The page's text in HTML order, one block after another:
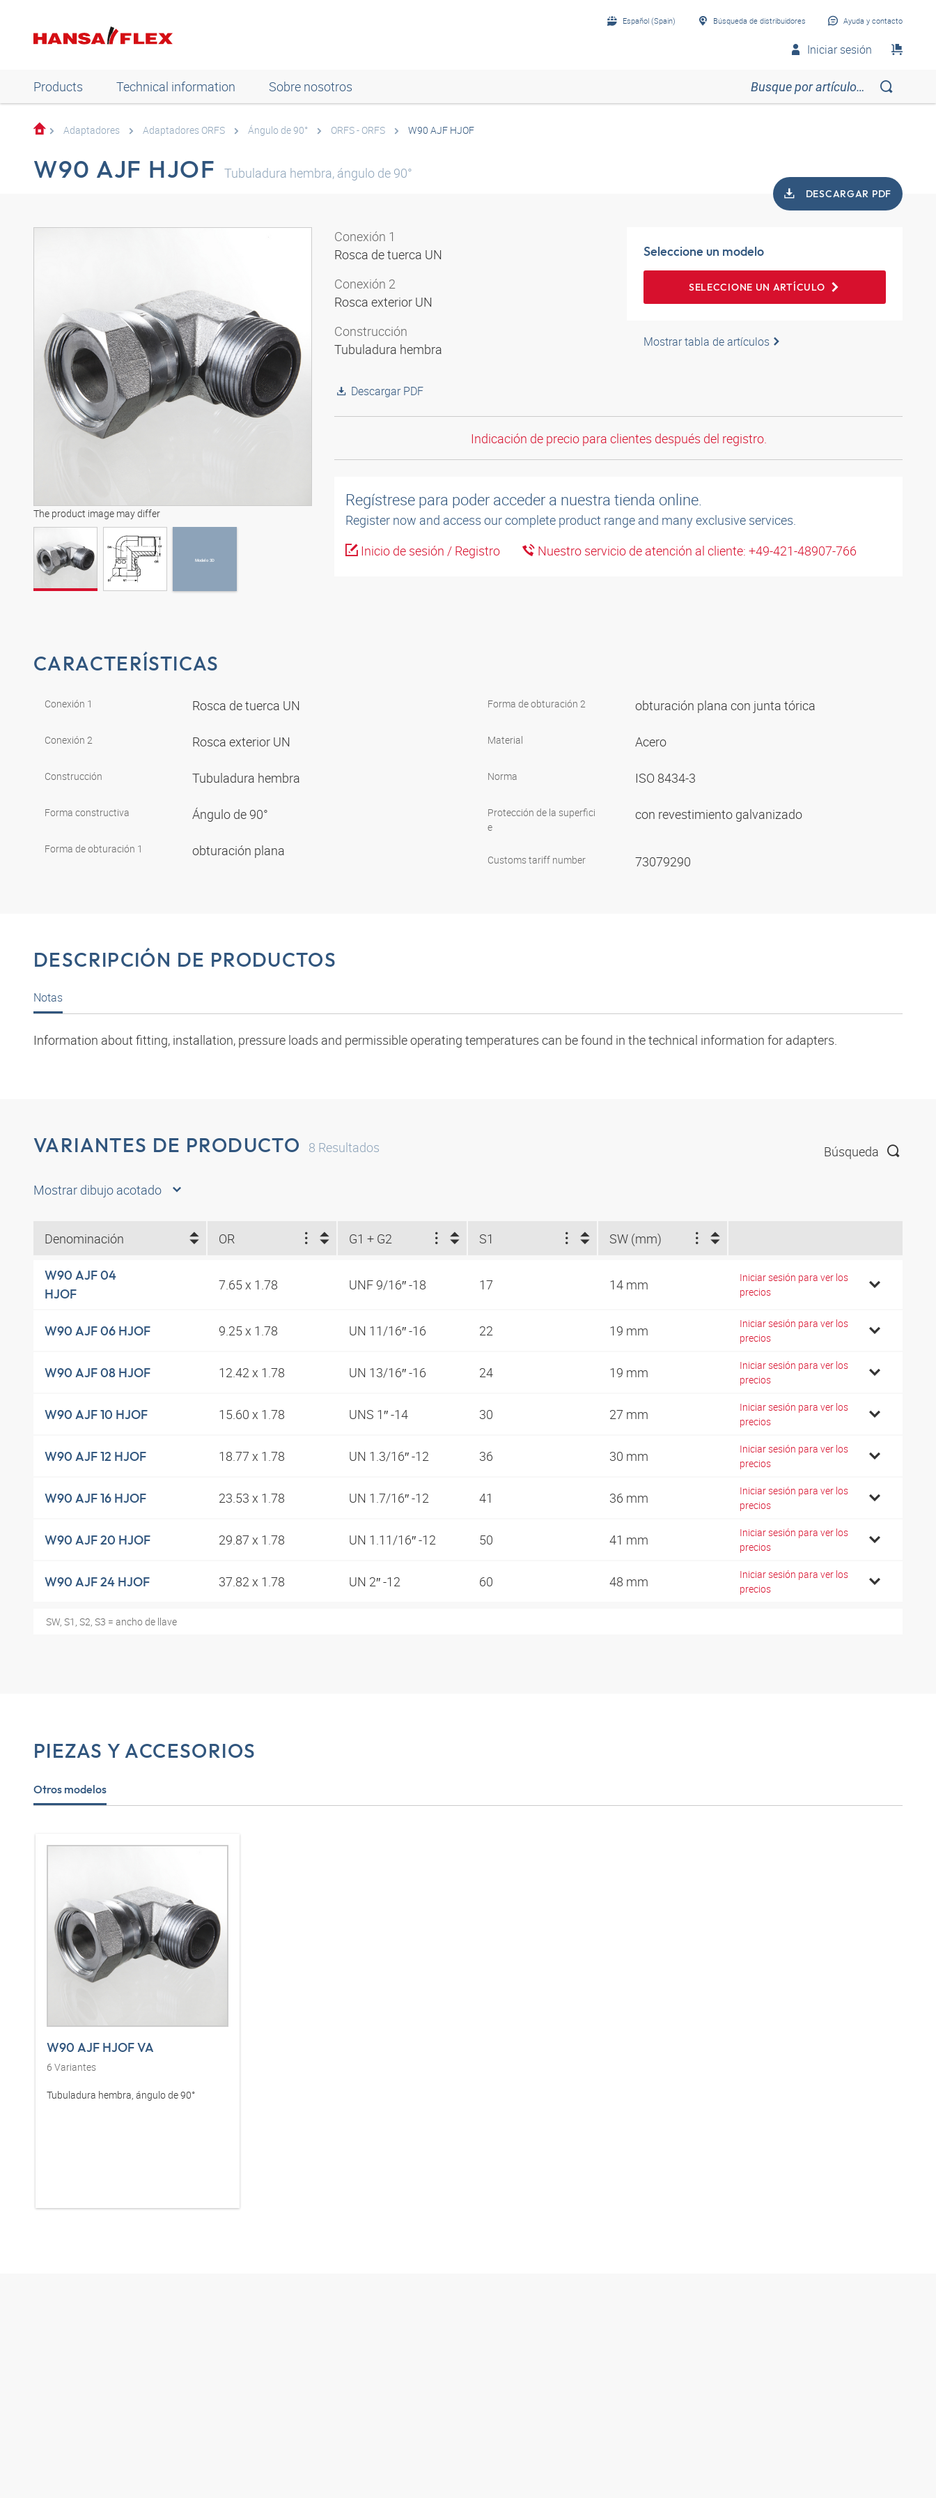
Español (Spain) Búsqueda de distribuidores Ayuda y contacto
Iniciar sesión
Products Technical information Sobre nosotros
Adaptadores Adaptadores ORFS Ángulo de 90° ORFS - ORFS W90 AJF HJOF
W90 AJF HJOF Tubuladura hembra, ángulo de 90°
DESCARGAR PDF
The product image may differ
Modelo 3D
Modelo 3D
Conexión 1
Rosca de tuerca UN
Conexión 2
Rosca exterior UN
Construcción
Tubuladura hembra
Descargar PDF
Seleccione un modelo
SELECCIONE UN ARTÍCULO
Mostrar tabla de artículos
Indicación de precio para clientes después del registro.
Regístrese para poder acceder a nuestra tienda online.
Register now and access our complete product range and many exclusive services.
Inicio de sesión / Registro
Nuestro servicio de atención al cliente: +49-421-48907-766
CARACTERÍSTICAS
Conexión 1 Rosca de tuerca UN
Conexión 2 Rosca exterior UN
Construcción Tubuladura hembra
Forma constructiva Ángulo de 90°
Forma de obturación 1 obturación plana
Forma de obturación 2 obturación plana con junta tórica
Material Acero
Norma ISO 8434-3
Protección de la superfici
e
con revestimiento galvanizado
Customs tariff number 73079290
DESCRIPCIÓN DE PRODUCTOS
Notas
Information about fitting, installation, pressure loads and permissible operating temperatures can be found in the technical information for adapters.
VARIANTES DE PRODUCTO 8 Resultados Búsqueda
Mostrar dibujo acotado
Denominación OR G1 + G2 S1 SW (mm)
W90 AJF 04
HJOF
7.65 x 1.78 UNF 9/16″ -18 17 14 mm
Iniciar sesión para ver los
precios
W90 AJF 06 HJOF 9.25 x 1.78 UN 11/16″ -16 22 19 mm
Iniciar sesión para ver los
precios
W90 AJF 08 HJOF 12.42 x 1.78 UN 13/16″ -16 24 19 mm
Iniciar sesión para ver los
precios
W90 AJF 10 HJOF 15.60 x 1.78 UNS 1″ -14 30 27 mm
Iniciar sesión para ver los
precios
W90 AJF 12 HJOF 18.77 x 1.78 UN 1.3/16″ -12 36 30 mm
Iniciar sesión para ver los
precios
W90 AJF 16 HJOF 23.53 x 1.78 UN 1.7/16″ -12 41 36 mm
Iniciar sesión para ver los
precios
W90 AJF 20 HJOF 29.87 x 1.78 UN 1.11/16″ -12 50 41 mm
Iniciar sesión para ver los
precios
W90 AJF 24 HJOF 37.82 x 1.78 UN 2″ -12 60 48 mm
Iniciar sesión para ver los
precios
SW, S1, S2, S3 = ancho de llave
PIEZAS Y ACCESORIOS
Otros modelos
W90 AJF HJOF VA
6 Variantes
Tubuladura hembra, ángulo de 90°